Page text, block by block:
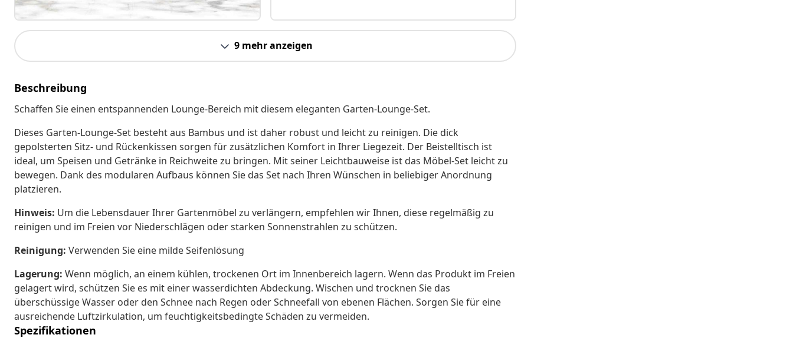
9 mehr anzeigen
Beschreibung
Schaffen Sie einen entspannenden Lounge-Bereich mit diesem eleganten Garten-Lounge-Set.
Dieses Garten-Lounge-Set besteht aus Bambus und ist daher robust und leicht zu reinigen. Die dick
gepolsterten Sitz- und Rückenkissen sorgen für zusätzlichen Komfort in Ihrer Liegezeit. Der Beistelltisch ist
ideal, um Speisen und Getränke in Reichweite zu bringen. Mit seiner Leichtbauweise ist das Möbel-Set leicht zu
bewegen. Dank des modularen Aufbaus können Sie das Set nach Ihren Wünschen in beliebiger Anordnung
platzieren.
Hinweis: Um die Lebensdauer Ihrer Gartenmöbel zu verlängern, empfehlen wir Ihnen, diese regelmäßig zu
reinigen und im Freien vor Niederschlägen oder starken Sonnenstrahlen zu schützen.
Reinigung: Verwenden Sie eine milde Seifenlösung
Lagerung: Wenn möglich, an einem kühlen, trockenen Ort im Innenbereich lagern. Wenn das Produkt im Freien
gelagert wird, schützen Sie es mit einer wasserdichten Abdeckung. Wischen und trocknen Sie das
überschüssige Wasser oder den Schnee nach Regen oder Schneefall von ebenen Flächen. Sorgen Sie für eine
ausreichende Luftzirkulation, um feuchtigkeitsbedingte Schäden zu vermeiden.
Spezifikationen